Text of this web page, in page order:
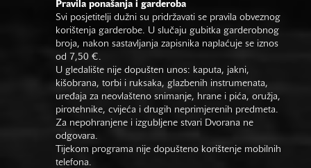
Pravila ponašanja i garderoba
Svi posjetitelji dužni su pridržavati se pravila obveznog
korištenja garderobe. U slučaju gubitka garderobnog
broja, nakon sastavljanja zapisnika naplaćuje se iznos
od 7,50 €.
U gledalište nije dopušten unos: kaputa, jakni,
kišobrana, torbi i ruksaka, glazbenih instrumenata,
uređaja za neovlašteno snimanje, hrane i pića, oružja,
pirotehnike, cvijeća i drugih neprimjerenih predmeta.
Za nepohranjene i izgubljene stvari Dvorana ne
odgovara.
Tijekom programa nije dopušteno korištenje mobilnih
telefona.